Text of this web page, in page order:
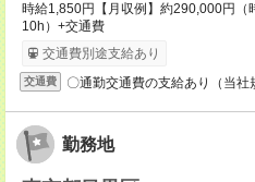
時給1,850円【月収例】約290,000円
10h）+交通費
交通費別途支給あり
交通費 〇通勤交通費の支給あり（当社
勤務地